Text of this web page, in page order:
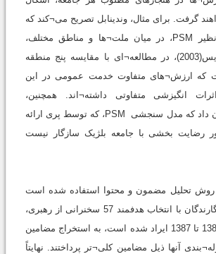
گرفت. برای مثال، وندینابل تصریح می¬کند که
محتوای مفاهیمی نظیر PSM، در میان ملت¬ها و مناطق مختلف،
متفاوت است. نوریس(2003)، در مطالعه¬ای با مقایسه پنج منطقه
که ارزش¬های متفاوت خدمت عمومی در این
انگیزشی متفاوتی داشته¬اند. همچنین،
پژوهشی دیگر نشان داد که مدل سنجشی PSM، که توسط پری ارائه
رضایت بخشی با جامعه بلژیک سازگار نیست
روش تحلیل مضمون و محتوا استفاده شده است
که بر اساس آن، نگارندگان با انتخاب هدفمند 57 سخنرانی از رهبری،
که در‌ بازة زمانی 1383 تا 1387 ایراد شده است، به استخراج مضامین
آنها ذیل مضامین کلی¬تر پرداختند. نهایتاً